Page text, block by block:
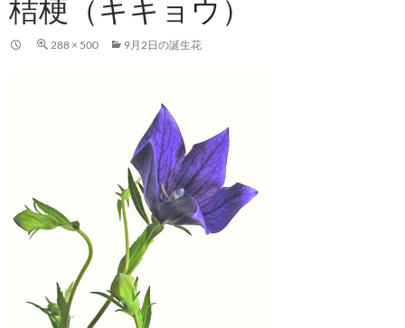
プ桔梗（キキョウ）
288 × 500 9月2日の誕生花